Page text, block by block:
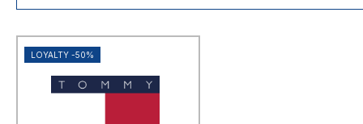
mjestu
100+ poslovnica diljem Hrvatske
brza dostava za narudžbe s
webshopa
LOYALTY -50%